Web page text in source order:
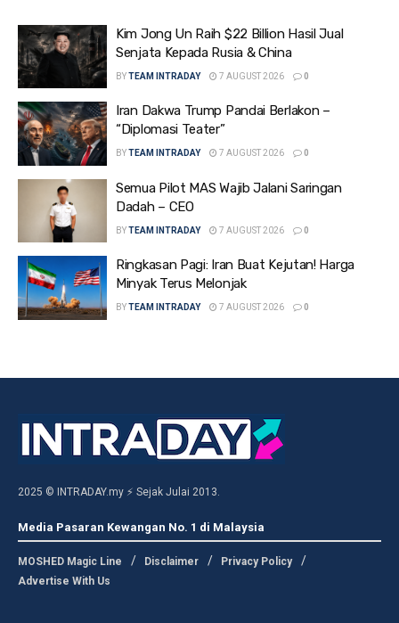
Kim Jong Un Raih $22 Billion Hasil Jual
Senjata Kepada Rusia & China
BYTEAM INTRADAY 7 AUGUST 2026 0
Iran Dakwa Trump Pandai Berlakon –
“Diplomasi Teater”
BYTEAM INTRADAY 7 AUGUST 2026 0
Semua Pilot MAS Wajib Jalani Saringan
Dadah – CEO
BYTEAM INTRADAY 7 AUGUST 2026 0
Ringkasan Pagi: Iran Buat Kejutan! Harga
Minyak Terus Melonjak
BYTEAM INTRADAY 7 AUGUST 2026 0
2025 © INTRADAY.my ⚡ Sejak Julai 2013.
Media Pasaran Kewangan No. 1 di Malaysia
MOSHED Magic Line Disclaimer
Privacy Policy
Advertise With Us